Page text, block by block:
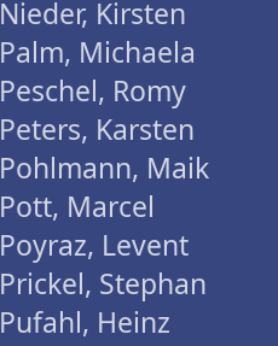
Nieder, Kirsten
Palm, Michaela
Peschel, Romy
Peters, Karsten
Pohlmann, Maik
Pott, Marcel
Poyraz, Levent
Prickel, Stephan
Pufahl, Heinz